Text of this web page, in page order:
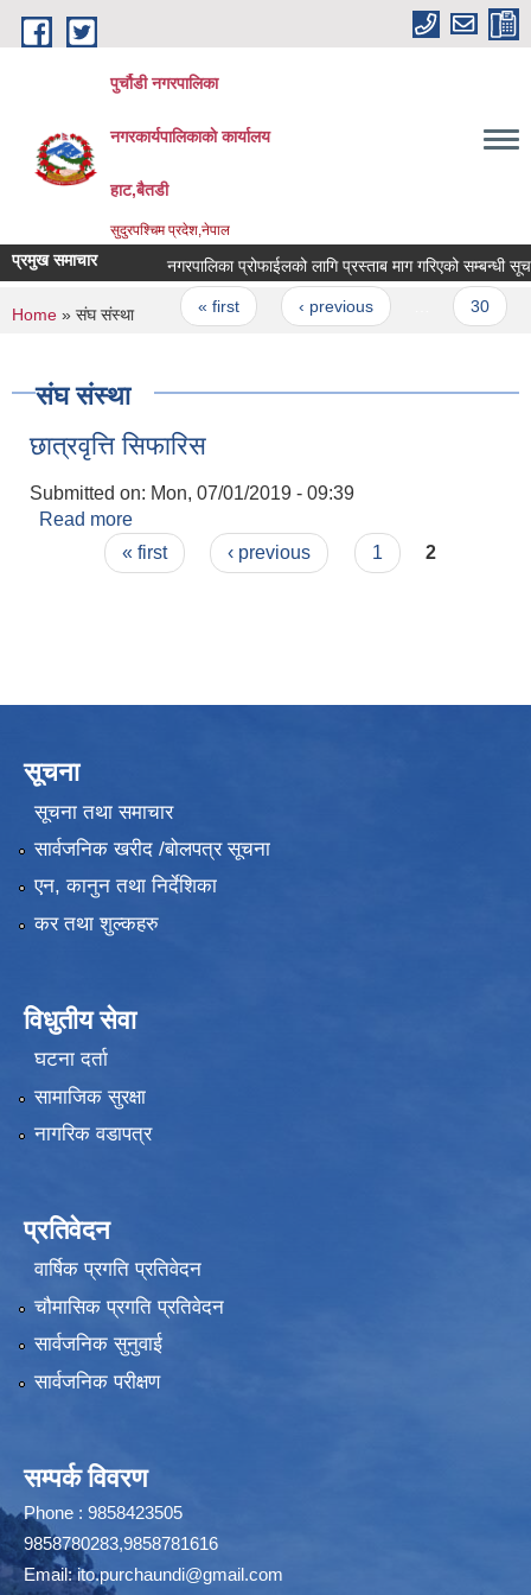
Skip to main content
पुर्चौडी नगरपालिका
नगरकार्यपालिकाकाे कार्यालय
हाट,बैतडी
सुदुरपश्चिम प्रदेश,नेपाल
प्रमुख समाचार नगरपालिका प्रोफाईलको लागि प्रस्ताब माग गरिएको सम्बन्धी सूचना
Pages
« first ‹ previous 30
You are here
Home » संघ संस्था
संघ संस्था
छात्रवृत्ति सिफारिस
Submitted on: Mon, 07/01/2019 - 09:39
Read more
Pages« first ‹ previous 1 2
सूचना
सूचना तथा समाचार
सार्वजनिक खरीद /बोलपत्र सूचना
एन, कानुन तथा निर्देशिका
कर तथा शुल्कहरु
विधुतीय सेवा
घटना दर्ता
सामाजिक सुरक्षा
नागरिक वडापत्र
प्रतिवेदन
वार्षिक प्रगति प्रतिवेदन
चौमासिक प्रगति प्रतिवेदन
सार्वजनिक सुनुवाई
सार्वजनिक परीक्षण
सम्पर्क विवरण
Phone : 9858423505
9858780283,9858781616
Email:ito.purchaundi@gmail.com